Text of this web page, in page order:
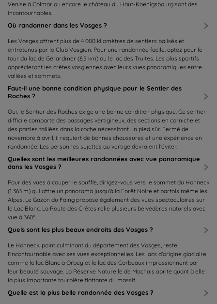
Venise à Colmar ou encore le château du Haut-Koenigsbourg sont des
incontournables.
Où randonner dans les Vosges ?
Les Vosges offrent plus de 4 000 kilomètres de sentiers balisés et
entretenus par le Club Vosgien. Pour une randonnée facile, optez pour le
tour du lac de Gérardmer (6,5 km) ou le lac des Truites. Les plus sportifs
apprécieront les crêtes vosgiennes avec leurs vues panoramiques entre
vallées et sommets.
Faut-il une bonne condition physique pour le Sentier des
Roches ?
Oui, le Sentier des Roches exige une bonne condition physique. Ce sentier
difficile comporte des passages vertigineux, des sections en corniche et
des parties taillées dans la roche nécessitant un pied sûr. Fermé de
novembre à avril, il requiert de bonnes chaussures et une expérience en
randonnée. Les personnes sujettes au vertige devraient l'éviter.
Quelles sont les meilleures randonnées avec vue panoramique
dans les Vosges ?
Pour des vues à couper le souffle, dirigez-vous vers le sommet du Hohneck
(1 363 m) qui offre un panorama jusqu'à la Forêt Noire et parfois même les
Alpes. Le Gazon du Faing propose également des vues spectaculaires sur
le Lac Blanc. La Route des Crêtes relie plusieurs belvédères naturels avec
vue à 360°.
Quels sont les plus beaux endroits des Vosges ?
Le Hohneck, point culminant du département des Vosges, reste
l'incontournable avec ses vues exceptionnelles. Les lacs d'origine glaciaire
comme le lac Blanc à Orbey et le lac des Corbeaux impressionnent par
leur beauté sauvage. La Réserve Naturelle de Machais abrite quant à elle
la plus importante tourbière flottante du massif.
Quelle est la plus belle randonnée des Vosges ?